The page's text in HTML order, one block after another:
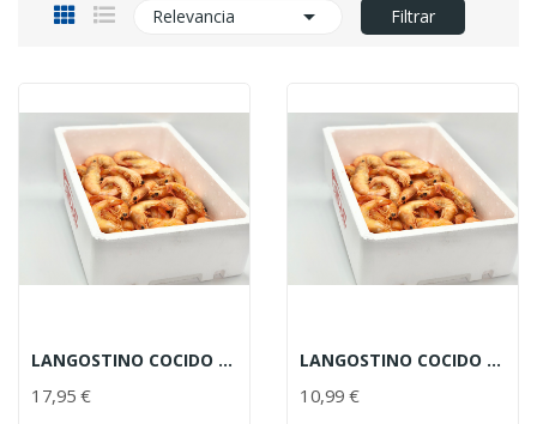
Relevancia  Filtrar
LANGOSTINO COCIDO 25-30 PIEZAS
17,95 €
LANGOSTINO COCIDO 50-60 PIEZAS
10,99 €